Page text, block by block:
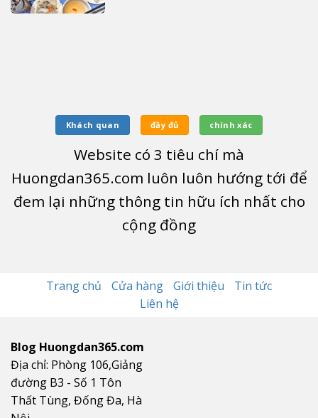
Khách quan đầy đủ chính xác
Website có 3 tiêu chí mà
Huongdan365.com luôn luôn hướng tới để
đem lại những thông tin hữu ích nhất cho
cộng đồng
Trang chủ Cửa hàng Giới thiệu
Tin tức
Liên hệ
Blog Huongdan365.com
Địa chỉ: Phòng 106,Giảng
đường B3 - Số 1 Tôn
Thất Tùng, Đống Đa, Hà